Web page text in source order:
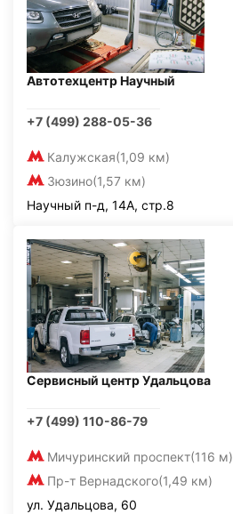
Автотехцентр Научный
+7 (499) 288-05-36
Калужская(1,09 км)
Зюзино(1,57 км)
Научный п-д, 14А, стр.8
Сервисный центр Удальцова
+7 (499) 110-86-79
Мичуринский проспект(116 м)
Пр-т Вернадского(1,49 км)
ул. Удальцова, 60